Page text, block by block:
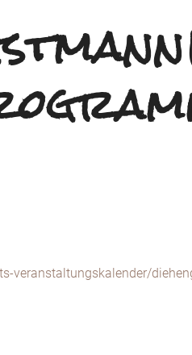
veranstaltungskalender/